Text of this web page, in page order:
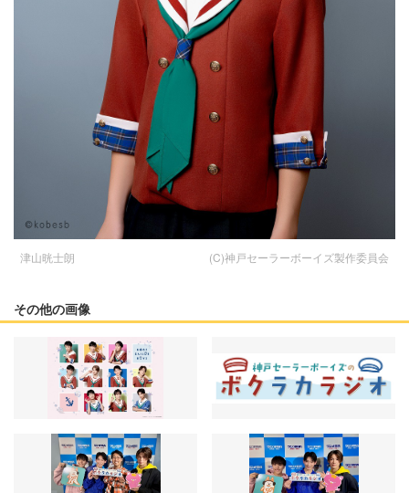
津山晄士朗 (C)神戸セーラーボーイズ製作委員会
その他の画像